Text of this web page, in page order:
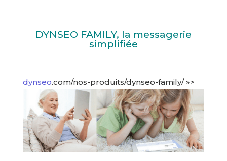
DYNSEO FAMILY, la messagerie
simplifiée
dynseo.com/nos-produits/dynseo-family/ »>